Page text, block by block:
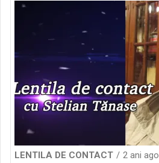
LENTILA DE CONTACT
2 ani ago